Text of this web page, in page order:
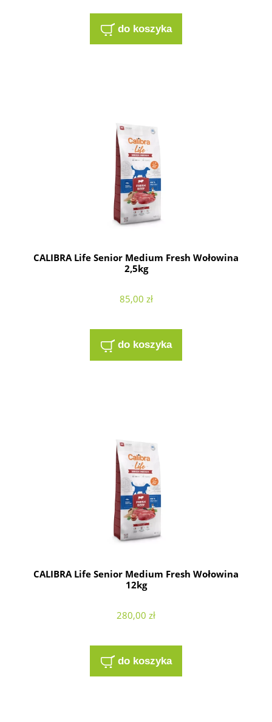
do koszyka
CALIBRA Life Senior Medium Fresh Wołowina
2,5kg
85,00 zł
do koszyka
CALIBRA Life Senior Medium Fresh Wołowina
12kg
280,00 zł
do koszyka